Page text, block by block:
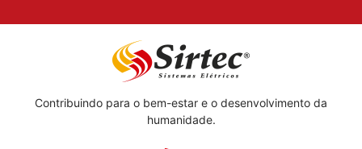
Contribuindo para o bem-estar e o desenvolvimento da
humanidade.